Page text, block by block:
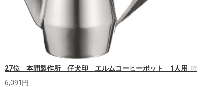
27位 本間製作所 仔犬印 エルムコーヒーポット 1人用
6,091円